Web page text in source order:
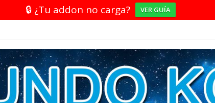
🔒 ¿Tu addon no carga? VER GUÍA